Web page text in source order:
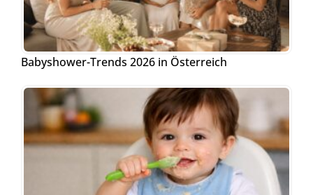
Babyshower-Trends 2026 in Österreich